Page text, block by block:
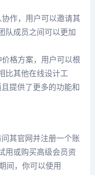
作，用户可以邀请其
队成员之间可以更加
格方案，用户可以根
比其他在线设计工
提供了更多的功能和
其官网并注册一个账
用或购买高级会员资
间，你可以使用